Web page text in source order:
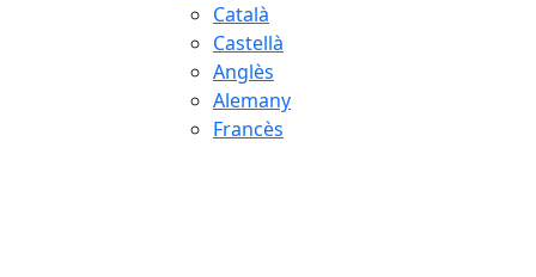
Català
Castellà
Anglès
Alemany
Francès